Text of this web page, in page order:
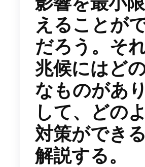
えることが
だろう。そ
兆候にはど
なものがあ
して、どの
対策ができ
解説する。